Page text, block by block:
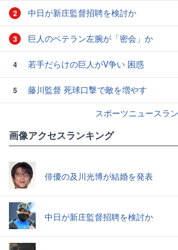
2 中日が新庄監督招聘を検討か
3 巨人のベテラン左腕が「密会」か
4 若手だらけの巨人がV争い 困惑
5
藤川監督 死球口撃で敵を増やす
スポーツニュースラ
画像アクセスランキング
俳優の及川光博が結婚を発表
中日が新庄監督招聘を検討か